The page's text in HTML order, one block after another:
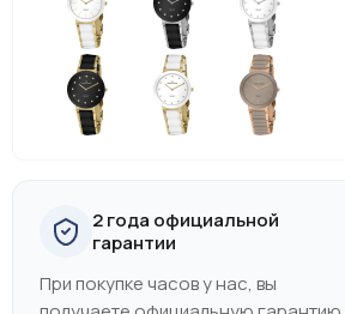
2 года официальной
гарантии
При покупке часов у нас, вы